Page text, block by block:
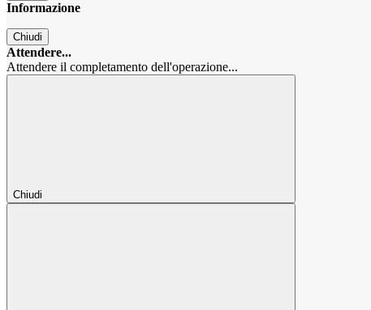
Informazione
Chiudi
Attendere...
Attendere il completamento dell'operazione...
Chiudi